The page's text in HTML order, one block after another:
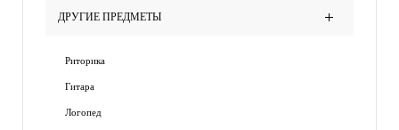
ДРУГИЕ ПРЕДМЕТЫ
Риторика
Гитара
Логопед